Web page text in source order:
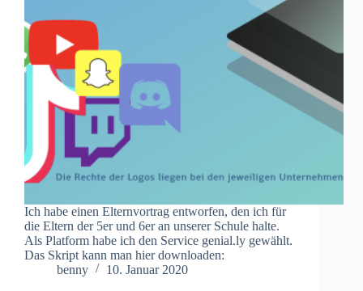
Ich habe einen Elternvortrag entworfen, den ich für
die Eltern der 5er und 6er an unserer Schule halte.
Als Platform habe ich den Service genial.ly gewählt.
Das Skript kann man hier downloaden:
benny
10. Januar 2020